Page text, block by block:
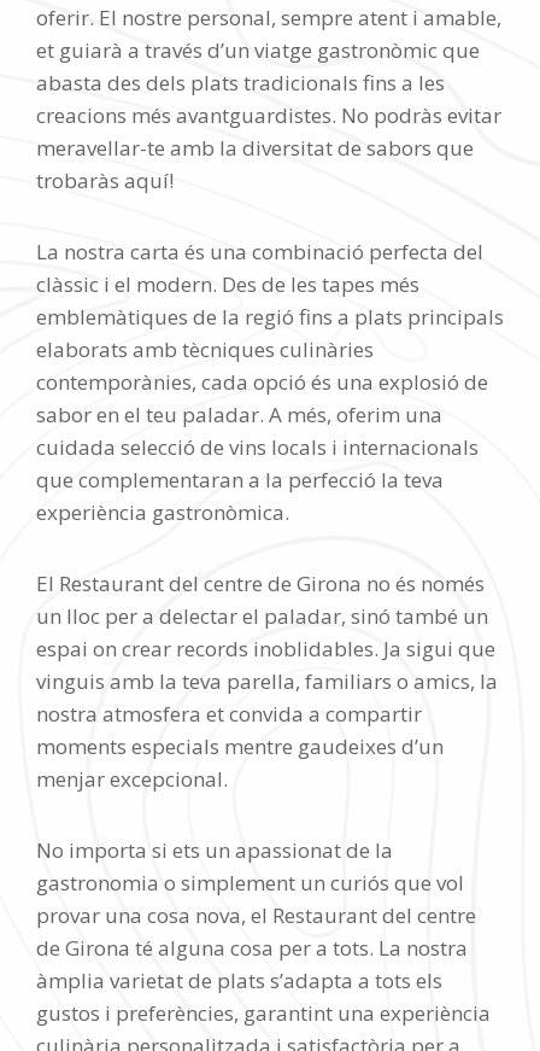
oferir. El nostre personal, sempre atent i amable,
et guiarà a través d’un viatge gastronòmic que
abasta des dels plats tradicionals fins a les
creacions més avantguardistes. No podràs evitar
meravellar-te amb la diversitat de sabors que
trobaràs aquí!
La nostra carta és una combinació perfecta del
clàssic i el modern. Des de les tapes més
emblemàtiques de la regió fins a plats principals
elaborats amb tècniques culinàries
contemporànies, cada opció és una explosió de
sabor en el teu paladar. A més, oferim una
cuidada selecció de vins locals i internacionals
que complementaran a la perfecció la teva
experiència gastronòmica.
El Restaurant del centre de Girona no és només
un lloc per a delectar el paladar, sinó també un
espai on crear records inoblidables. Ja sigui que
vinguis amb la teva parella, familiars o amics, la
nostra atmosfera et convida a compartir
moments especials mentre gaudeixes d’un
menjar excepcional.
No importa si ets un apassionat de la
gastronomia o simplement un curiós que vol
provar una cosa nova, el Restaurant del centre
de Girona té alguna cosa per a tots. La nostra
àmplia varietat de plats s’adapta a tots els
gustos i preferències, garantint una experiència